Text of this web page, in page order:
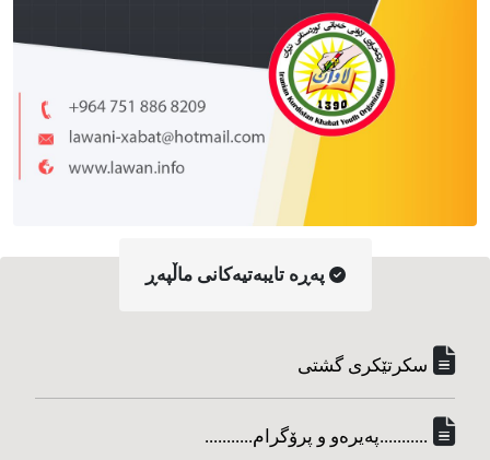
په‌ڕه‌ تایبه‌تیه‌کانی ماڵپه‌ڕ
سکرتێکری گشتی
...........په‌یره‌و و پرۆگرام...........